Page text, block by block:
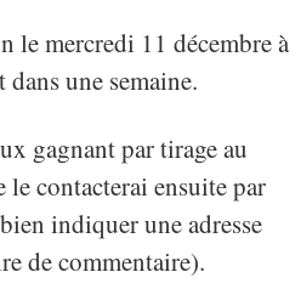
le mercredi 11 décembre à
une semaine.
gagnant par tirage au
le contacterai ensuite par
indiquer une adresse
de commentaire).